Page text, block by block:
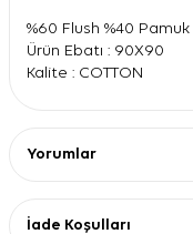
%60 Flush %40 Pamuk
Ürün Ebatı : 90X90
Kalite : COTTON
Yorumlar
İade Koşulları